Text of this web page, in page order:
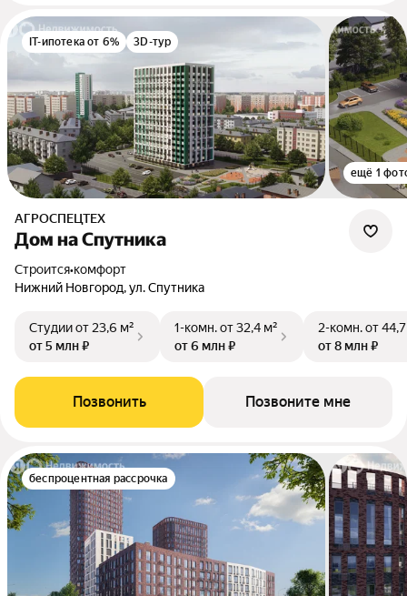
IT-ипотека от 6% 3D-тур
ещё 1
АГРОСПЕЦТЕХ
Дом на Спутника
Строится•комфорт
Нижний Новгород, ул. Спутника
Студииот 23,6 м²
от 5 млн ₽
1-комн.от 32,4 м²
от 6 млн ₽
2-комн.от
от 8 млн ₽
Позвонить Позвоните мне
беспроцентная рассрочка